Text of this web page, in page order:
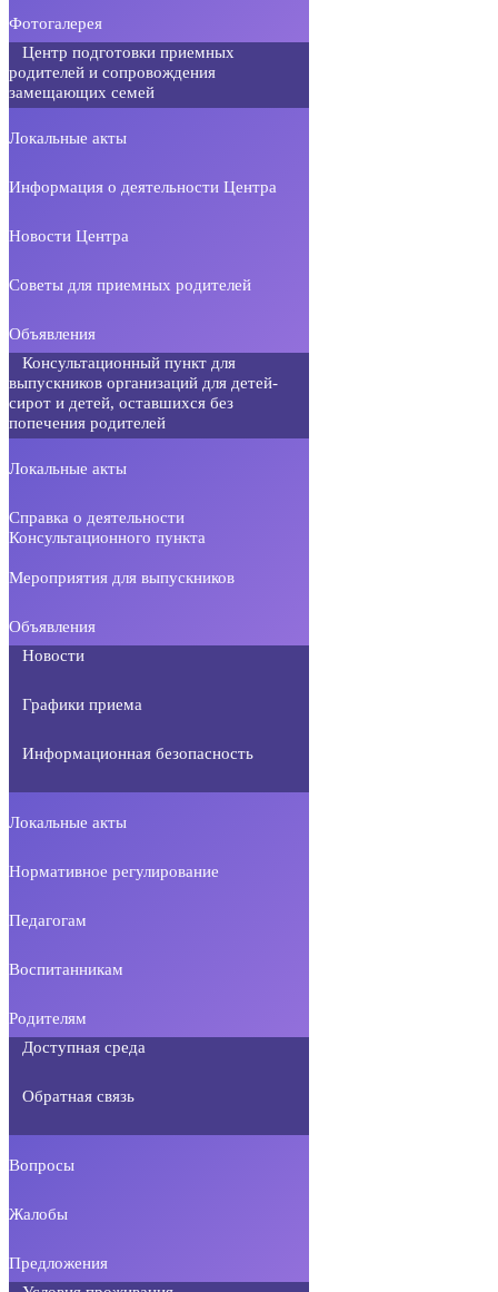
Фотогалерея
Центр подготовки приемных
родителей и сопровождения
замещающих семей
Локальные акты
Информация о деятельности Центра
Новости Центра
Советы для приемных родителей
Объявления
Консультационный пункт для
выпускников организаций для детей-
сирот и детей, оставшихся без
попечения родителей
Локальные акты
Справка о деятельности
Консультационного пункта
Мероприятия для выпускников
Объявления
Новости
Графики приема
Информационная безопасность
Локальные акты
Нормативное регулирование
Педагогам
Воспитанникам
Родителям
Доступная среда
Обратная связь
Вопросы
Жалобы
Предложения